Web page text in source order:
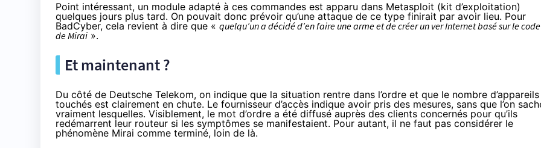
Point intéressant, un module adapté à ces commandes est apparu dans Metasploit (kit d’exploitation)
quelques jours plus tard. On pouvait donc prévoir qu’une attaque de ce type finirait par avoir lieu. Pour
BadCyber, cela revient à dire que « quelqu’un a décidé d’en faire une arme et de créer un ver Internet basé sur le code
de Mirai ».
Et maintenant ?
Du côté de Deutsche Telekom, on indique que la situation rentre dans l’ordre et que le nombre d’appareils
touchés est clairement en chute. Le fournisseur d’accès indique avoir pris des mesures, sans que l’on
vraiment lesquelles. Visiblement, le mot d’ordre a été diffusé auprès des clients concernés pour qu’ils
redémarrent leur routeur si les symptômes se manifestaient. Pour autant, il ne faut pas considérer le
phénomène Mirai comme terminé, loin de là.